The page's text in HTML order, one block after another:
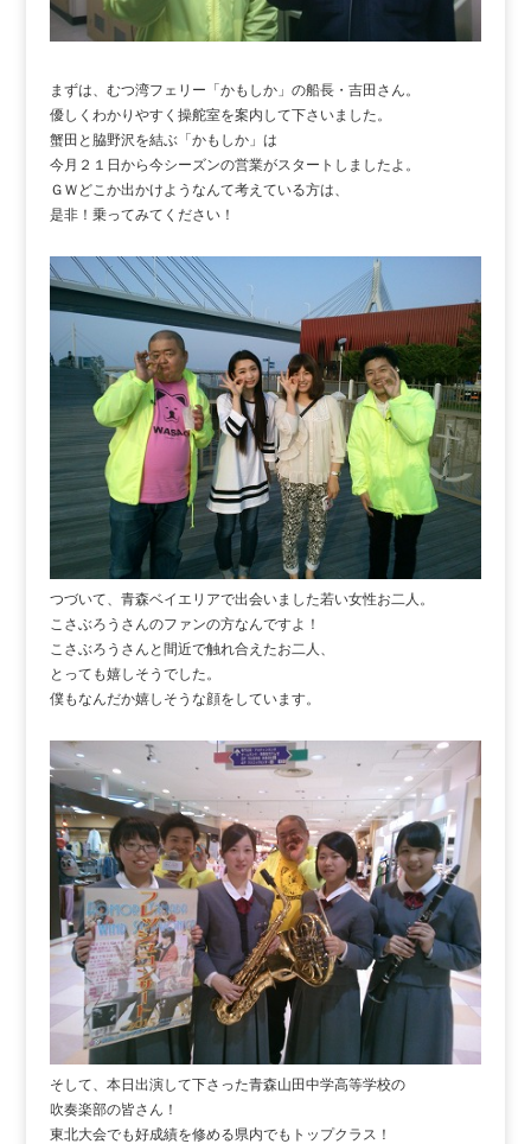
まずは、むつ湾フェリー「かもしか」の船長・吉田さん。
優しくわかりやすく操舵室を案内して下さいました。
蟹田と脇野沢を結ぶ「かもしか」は
今月２１日から今シーズンの営業がスタートしましたよ。
ＧＷどこか出かけようなんて考えている方は、
是非！乗ってみてください！
つづいて、青森ベイエリアで出会いました若い女性お二人。
こさぶろうさんのファンの方なんですよ！
こさぶろうさんと間近で触れ合えたお二人、
とっても嬉しそうでした。
僕もなんだか嬉しそうな顔をしています。
そして、本日出演して下さった青森山田中学高等学校の
吹奏楽部の皆さん！
東北大会でも好成績を修める県内でもトップクラス！